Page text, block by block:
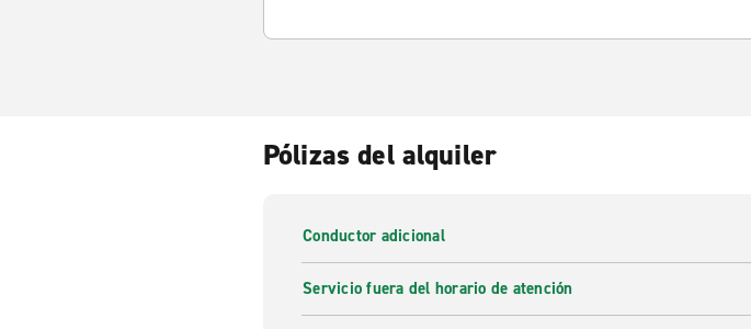
Pólizas del alquiler
Conductor adicional
Servicio fuera del horario de atención